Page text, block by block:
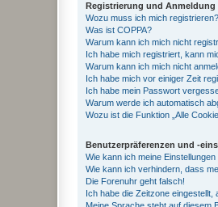
Registrierung und Anmeldung
Wozu muss ich mich registrieren?
Was ist COPPA?
Warum kann ich mich nicht
Ich habe mich registriert, kann
Warum kann ich mich nicht
Ich habe mich vor einiger Zeit
Ich habe mein Passwort
Warum werde ich automatisch
Wozu ist die Funktion „Alle
Benutzerpräferenzen und -
Wie kann ich meine Einstellungen
Wie kann ich verhindern, dass
Die Forenuhr geht falsch!
Ich habe die Zeitzone